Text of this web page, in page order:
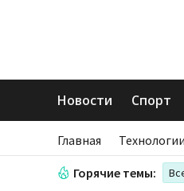
Новости Спорт
Главная Технологии
Горячие темы: